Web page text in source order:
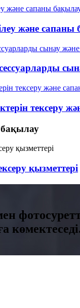
және сапаны
тексеру
бақылау
қызметтері